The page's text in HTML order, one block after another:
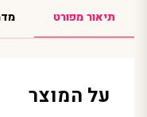
תיאור מפורט
על המוצר